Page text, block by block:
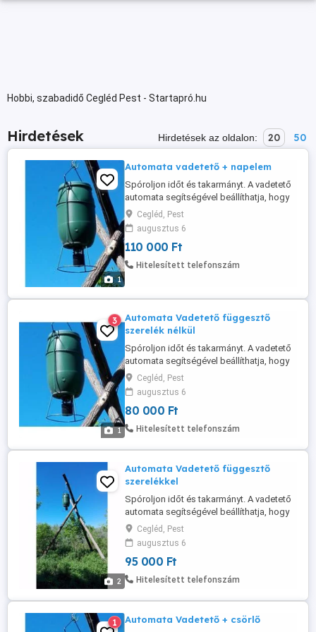
Hobbi, szabadidő Cegléd Pest - Startapró.hu
Hirdetések Hirdetések az oldalon: 20 50
1
Automata vadetető + napelem
Spóroljon időt és takarmányt. A vadetető
automata segítségével beállíthatja, hogy
mikor és mennyi szemes takarmányt
szeretne biztosítani a szóróra járó vadak
etetésére, helyhez szoktatására. A 6v-os
akkumulátornak és a tartály nagy
méretének köszönhetően hetekre magára
Cegléd, Pest
augusztus 6
110 000 Ft
Hitelesített telefonszám
1
3
Automata Vadetető függesztő
szerelék nélkül
Spóroljon időt és takarmányt. A vadetető
automata segítségével beállíthatja, hogy
mikor és mennyi szemes takarmányt
szeretne biztosítani a szóróra járó vadak
etetésére, helyhez szoktatására. A 6v-os
akkumulátornak és a tartály nagy
méretének köszönhetően hetekre magára
Cegléd, Pest
augusztus 6
80 000 Ft
Hitelesített telefonszám
2
Automata Vadetető függesztő
szerelékkel
Spóroljon időt és takarmányt. A vadetető
automata segítségével beállíthatja, hogy
mikor és mennyi szemes takarmányt
szeretne biztosítani a szóróra járó vadak
etetésére, helyhez szoktatására. A 6v-os
akkumulátornak és a tartály nagy
méretének köszönhetően hetekre magára
Cegléd, Pest
augusztus 6
95 000 Ft
Hitelesített telefonszám
1 Automata Vadetető + csörlő